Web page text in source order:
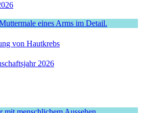
von Hautkrebs
2026